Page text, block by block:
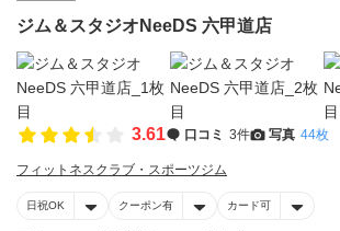
ジム＆スタジオNeeDS 六甲道店
3.61 口コミ 3件 写真 44枚
フィットネスクラブ・スポーツジム
日祝OK クーポン有 カード可